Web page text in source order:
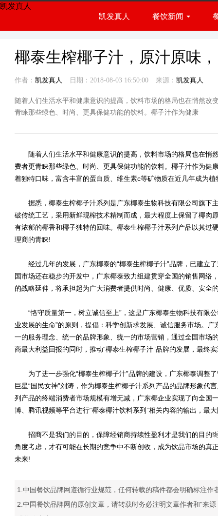
凯发真人
凯发真人
餐饮新闻
行业资讯
椰泰生榨椰子汁，原汁原味
作者： 凯发真人 日期：2018-08-03 16:50:00 来源： 凯发真人
随着人们生活水平和健康意识的提高，饮料市场的格局也在悄然改
青睐那些绿色、时尚、更具保健功能的饮料。椰子汁作为健康
随着人们生活水平和健康意识的提高，饮料市场的格局也在悄
费者更青睐那些绿色、时尚、更具保健功能的饮料。椰子汁作为健
着独特口味，富含丰富的蛋白质、维生素c等矿物质在近几年成为植
据悉，椰泰生榨椰子汁系列是广东椰泰生物科技有限公司旗下
破传统工艺，采用新鲜现榨技术精制而成，最大程度上保留了椰肉
有浓郁的椰香和椰子独特的回味。椰泰生榨椰子汁系列产品以其过
理商的青睐!
经过几年的发展，广东椰泰的“椰泰生榨椰子汁”品牌，已建立
国市场还在稳步的开发中，广东椰泰致力组建贯穿全国的销售网络
的战略延伸，将承担起为广大消费者提供时尚、健康、优质、安全
“恪守质量第一，树立诚信至上”，这是广东椰泰生物科技有限
业发展的生命”的原则，提倡：科学创新求发展、诚信服务市场。
一的服务理念、统一的品牌形象、统一的市场营销，通过全国市场
商最大利益回报的同时，推动“椰泰生榨椰子汁”品牌的发展，最终
为了进一步强化“椰泰生榨椰子汁”品牌的建设，广东椰泰调整
巨星“国民女神”刘涛，作为椰泰生榨椰子汁系列产品的品牌形象代
列产品的终端消费者市场规模有增无减，广东椰企业实现了向全国
博、腾讯视频等平台进行“椰泰椰汁饮料系列”相关内容的输出，最
招商不是我们的目的，保障经销商持续性盈利才是我们的目的!
角度考虑，才有可能在长期的竞争中不断创收，成为饮品市场的真
未来!
1.中国餐饮品牌网遵循行业规范，任何转载的稿件都会明确标注作
2.中国餐饮品牌网的原创文章，请转载时务必注明文章作者和"来